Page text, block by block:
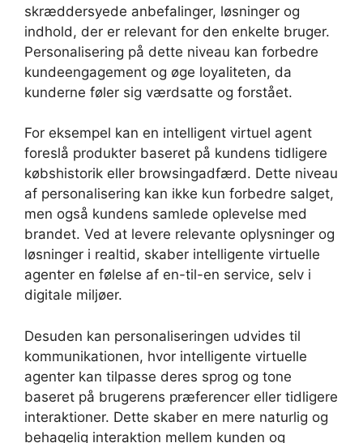
skræddersyede anbefalinger, løsninger og
indhold, der er relevant for den enkelte bruger.
Personalisering på dette niveau kan forbedre
kundeengagement og øge loyaliteten, da
kunderne føler sig værdsatte og forstået.
For eksempel kan en intelligent virtuel agent
foreslå produkter baseret på kundens tidligere
købshistorik eller browsingadfærd. Dette niveau
af personalisering kan ikke kun forbedre salget,
men også kundens samlede oplevelse med
brandet. Ved at levere relevante oplysninger og
løsninger i realtid, skaber intelligente virtuelle
agenter en følelse af en-til-en service, selv i
digitale miljøer.
Desuden kan personaliseringen udvides til
kommunikationen, hvor intelligente virtuelle
agenter kan tilpasse deres sprog og tone
baseret på brugerens præferencer eller tidligere
interaktioner. Dette skaber en mere naturlig og
behagelig interaktion mellem kunden og